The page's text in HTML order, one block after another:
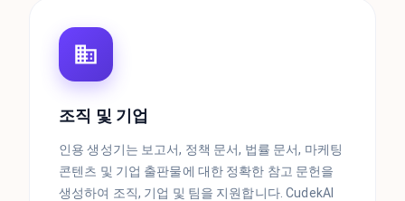
조직 및 기업
인용 생성기는 보고서, 정책 문서, 법률 문서, 마케팅
콘텐츠 및 기업 출판물에 대한 정확한 참고 문헌을
생성하여 조직, 기업 및 팀을 지원합니다. CudekAI